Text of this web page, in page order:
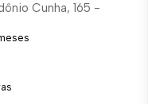
Cunha, 165 -